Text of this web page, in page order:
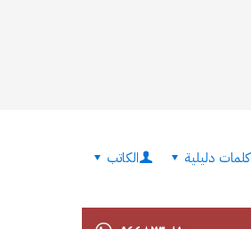
كلمات دليلية الكاتب